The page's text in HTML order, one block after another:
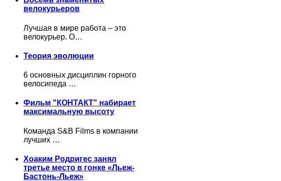
велокурьеров
Лучшая в мире работа – это
велокурьер. О…
Теория эволюции
6 основных дисциплин горного
велосипеда …
Фильм "КОНТАКТ" набирает
максимальную высоту
Команда S&B Films в компании
лучших …
Хоаким Родригес занял
третье место в гонке «Льеж-
Бастонь-Льеж»